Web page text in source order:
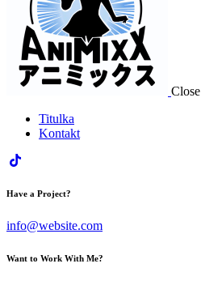
Close
Titulka
Kontakt
Have a Project?
info@website.com
Want to Work With Me?